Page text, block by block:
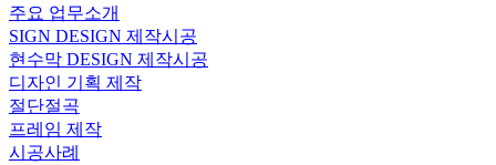
주요 업무소개
SIGN DESIGN 제작시공
현수막 DESIGN 제작시공
디자인 기획 제작
절단절곡
프레임 제작
시공사례